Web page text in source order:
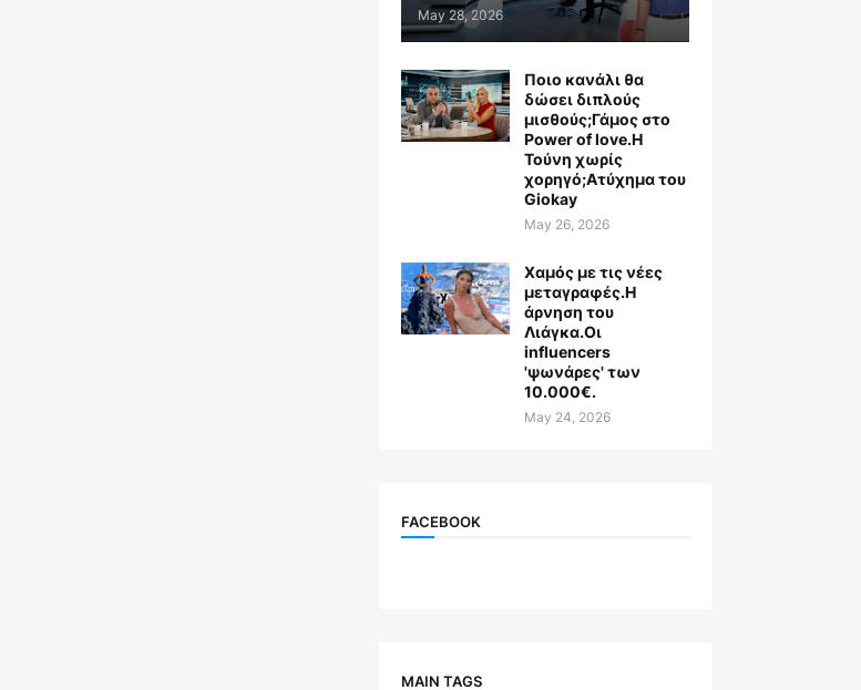
May 28, 2026
Ποιο κανάλι θα
δώσει διπλούς
μισθούς;Γάμος στο
Power of love.Η
Τούνη χωρίς
χορηγό;Aτύχημα του
Giokay
May 26, 2026
Χαμός με τις νέες
μεταγραφές.Η
άρνηση του
Λιάγκα.Οι
influencers
'ψωνάρες' των
10.000€.
May 24, 2026
FACEBOOK
MAIN TAGS